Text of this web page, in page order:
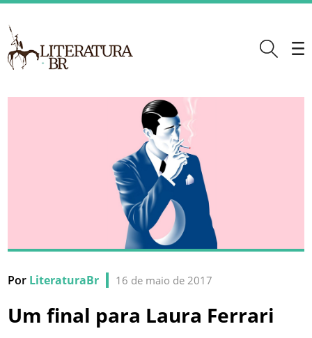
Por LiteraturaBr 16 de maio de 2017
Um final para Laura Ferrari